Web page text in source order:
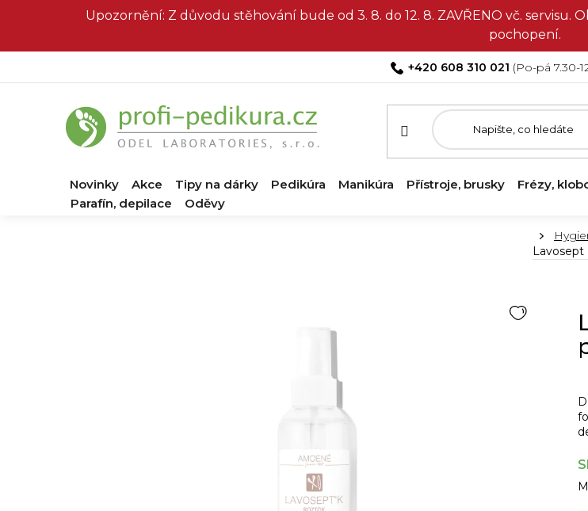
Upozornění: Z důvodu stěhování bude od 3. 8. do 12. 8. ZAVŘENO vč.
pochopení.
+420 608 310 021
Novinky Akce Tipy na dárky Pedikúra Manikúra Přístroje, brusky Frézy,
Parafín, depilace
Oděvy
Domů
Lavosept